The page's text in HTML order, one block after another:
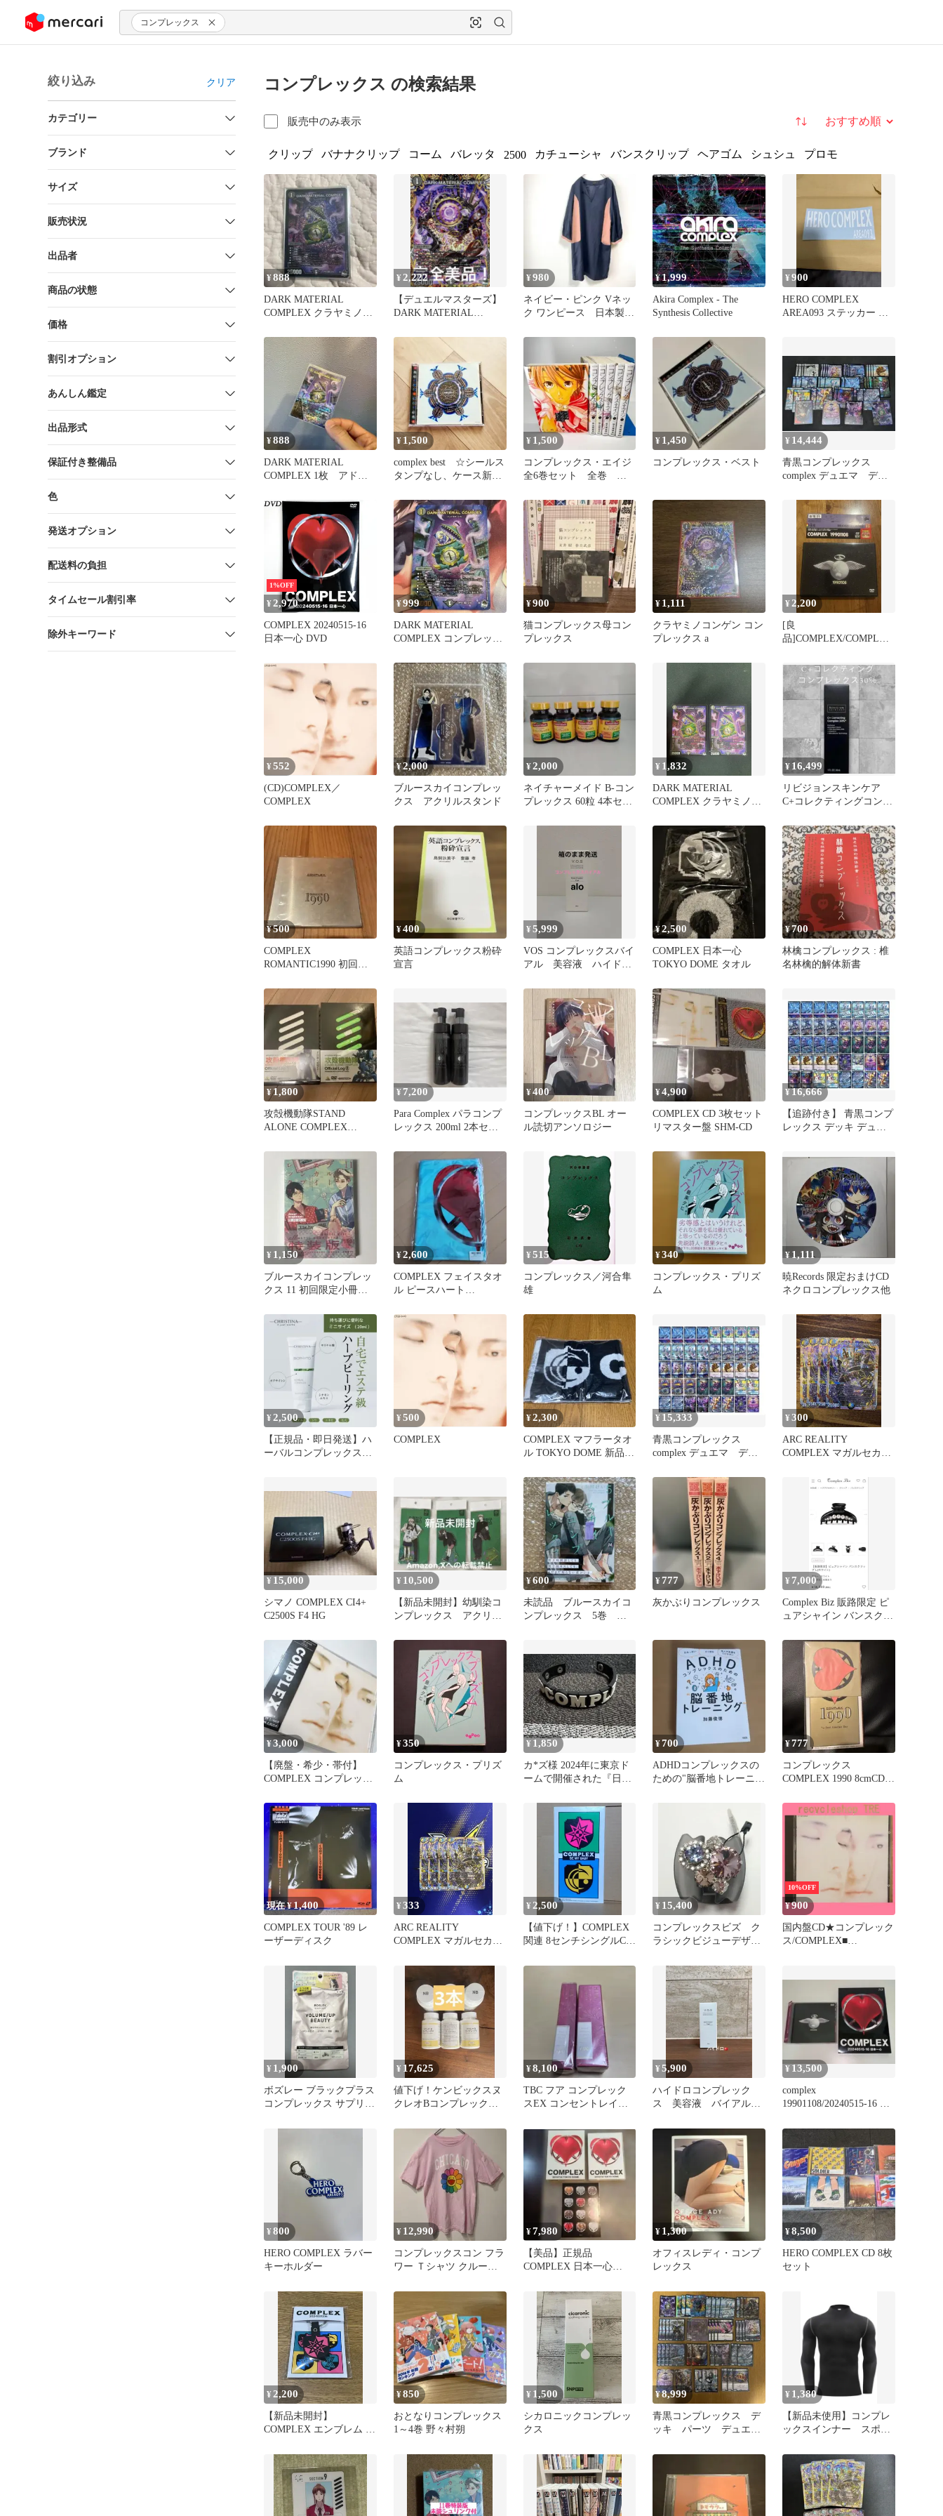
ツにスキップ コンプレックス
絞り込み クリア
カテゴリー
ブランド
サイズ
販売状況
出品者
商品の状態
価格
割引オプション
あんしん鑑定
出品形式
保証付き整備品
色
発送オプション
配送料の負担
タイムセール割引率
除外キーワード
コンプレックス の検索結果
販売中のみ表示 並び替え
クリップ バナナクリップ コーム バレッタ 2500 カチューシャ バンスクリップ ヘアゴム シュシュ プロモ
¥888
DARK MATERIAL
COMPLEX クラヤミノコ
¥ 2,222
【デュエルマスターズ】
DARK MATERIAL
¥980
ネイビー・ピンク Vネッ
ク ワンピース 日本製
¥1,999
Akira Complex - The
Synthesis Collective
¥900
HERO COMPLEX
AREA093 ステッカー カ
¥888
DARK MATERIAL
COMPLEX 1枚 アドレ
¥ 1,500
complex best ☆シールス
タンプなし、ケース新
¥ 1,500
コンプレックス・エイジ
全6巻セット 全巻 佐
¥ 1,450
コンプレックス・ベスト
¥ 14,444
青黒コンプレックス
complex デュエマ デッ
1%OFF
¥2,970
COMPLEX 20240515-16
日本一心 DVD
¥999
DARK MATERIAL
COMPLEX コンプレック
¥900
猫コンプレックス母コン
プレックス
¥ 1,111
クラヤミノコンゲン コン
プレックス a
¥ 2,200
[良
品]COMPLEX/COMPLEX
¥552
(CD)COMPLEX／
COMPLEX
¥2,000
ブルースカイコンプレッ
クス アクリルスタンド
¥2,000
ネイチャーメイド B-コン
プレックス 60粒 4本セッ
¥ 1,832
DARK MATERIAL
COMPLEX クラヤミノコ
２枚セット
¥ 16,499
リビジョンスキンケア
C+コレクティングコンプ
¥500
COMPLEX
ROMANTIC1990 初回限
¥400
英語コンプレックス粉砕
宣言
¥5,999
VOS コンプレックスバイ
アル 美容液 ハイド
¥2,500
COMPLEX 日本一心
TOKYO DOME タオル
¥700
林檎コンプレックス : 椎
名林檎的解体新書
¥1,800
攻殻機動隊STAND
ALONE COMPLEX
¥ 7,200
Para Complex パラコンプ
レックス 200ml 2本セッ
¥400
コンプレックスBL オー
ル読切アンソロジー
¥4,900
COMPLEX CD 3枚セット
リマスター盤 SHM-CD
¥16,666
【追跡付き】 青黒コンプ
レックス デッキ デュエ
¥ 1,150
ブルースカイコンプレッ
クス 11 初回限定小冊子
¥2,600
COMPLEX フェイスタオ
ル ピースハート
¥515
コンプレックス／河合隼
雄
¥340
コンプレックス・プリズ
ム
¥ 1,111
暁Records 限定おまけCD
ネクロコンプレックス他
¥2,500
【正規品・即日発送】ハ
ーバルコンプレックス
¥500
COMPLEX
¥2,300
COMPLEX マフラータオ
ル TOKYO DOME 新品未
¥ 15,333
青黒コンプレックス
complex デュエマ デッ
¥300
ARC REALITY
COMPLEX マガルセカイ
¥ 15,000
シマノ COMPLEX CI4+
C2500S F4 HG
¥ 10,500
【新品未開封】幼馴染コ
ンプレックス アクリル
¥600
未読品 ブルースカイコ
ンプレックス 5巻 市
¥777
灰かぶりコンプレックス
¥ 7,000
Complex Biz 販路限定 ピ
ュアシャイン バンスクリ
¥3,000
【廃盤・希少・帯付】
COMPLEX コンプレック
¥350
コンプレックス・プリズ
ム
¥ 1,850
カ*ズ様 2024年に東京ド
ームで開催された『日本
¥700
ADHDコンプレックスの
ための"脳番地トレーニン
¥777
コンプレックス
COMPLEX 1990 8cmCD
現在 ¥1,400
COMPLEX TOUR '89 レ
ーザーディスク
¥333
ARC REALITY
COMPLEX マガルセカイ
¥2,500
【値下げ！】COMPLEX
関連 8センチシングルCD
¥ 15,400
コンプレックスビズ ク
ラシックビジューデザー
ダー 新品
10%OFF
¥900
国内盤CD★コンプレック
ス/COMPLEX■
24】I05916
¥ 1,900
ボズレー ブラックプラス
コンプレックス サプリメ
¥ 17,625
値下げ！ケンビックスヌ
クレオBコンプレックス
¥8,100
TBC フア コンプレック
スEX コンセントレイト
¥5,900
ハイドロコンプレック
ス 美容液 バイアル
¥ 13,500
complex
19901108/20240515-16 日
¥800
HERO COMPLEX ラバー
キーホルダー
¥ 12,990
コンプレックスコン フラ
ワー Ｔシャツ クルーネ
ー
¥7,980
【美品】正規品
COMPLEX 日本一心
¥ 1,300
オフィスレディ・コンプ
レックス
¥8,500
HERO COMPLEX CD 8枚
セット
¥2,200
【新品未開封】
COMPLEX エンブレム ラ
¥850
おとなりコンプレックス
1～4巻 野々村朔
¥ 1,500
シカロニックコンプレッ
クス
¥8,999
青黒コンプレックス デ
ッキ パーツ デュエル
レックス
¥ 1,380
【新品未使用】コンプレ
ックスインナー スポー
サイズ